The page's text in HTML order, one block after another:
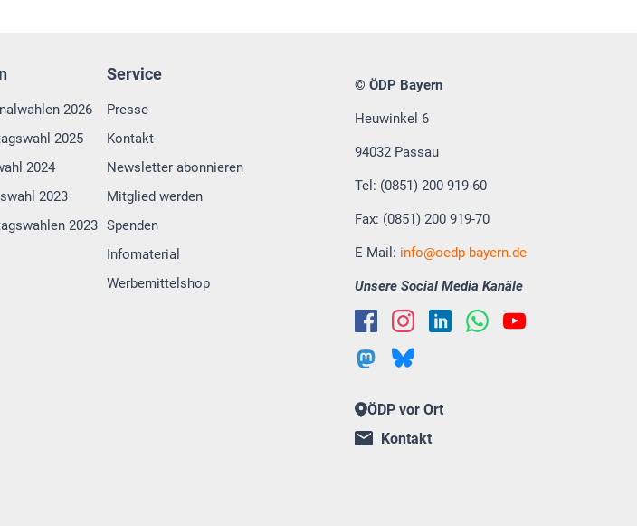
2026
2025
2024
2023
2023
Service
Presse
Kontakt
Newsletter abonnieren
Mitglied werden
Spenden
Infomaterial
Werbemittelshop
© ÖDP Bayern
Heuwinkel 6
94032 Passau
Tel: (0851) 200 919-60
Fax: (0851) 200 919-70
E-Mail: info oedp-bayern.de
Unsere Social Media Kanäle
ÖDP vor Ort
Kontakt